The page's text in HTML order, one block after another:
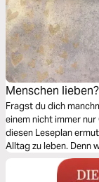
Menschen
Fragst du dich
einem nicht immer
diesen Leseplan
Alltag zu leben. Denn